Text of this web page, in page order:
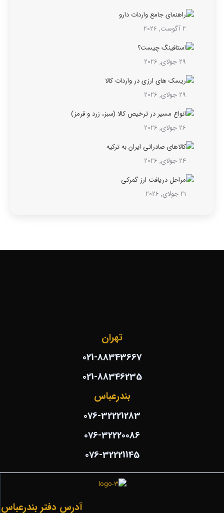
راهنمای جامع واردات دارو
2 آگوست, 2026
استافینگ چیست؟
29 جولای, 2026
ریسک های ارزی در واردات کالا
29 جولای, 2026
انواع مسیر در ترخیص کالا (سبز، زرد و قرمز)
26 جولای, 2026
کالاهای صادراتی ایران به ترکیه
24 جولای, 2026
مراحل دریافت ارز گمرکی
21 جولای, 2026
تهران
021-88343667
021-88346235
بندرعباس
076-32221283
076-32220086
076-32221145
آدرس دفتر بندرعباس